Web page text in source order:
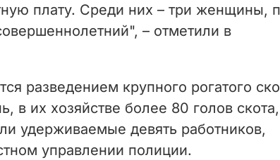
d
o
плату. Среди них – три женщины,
– отметили в
разведением крупного рогатого
в их хозяйстве более 80 голов
удерживаемые девять работников,
управлении полиции.